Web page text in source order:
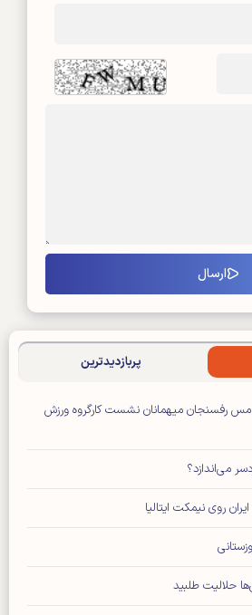
پربازدیدترین
رفسنجان میهمانان نشست کارگروه ورزش
می‌اندازد؟
روی نیمکت ایتالیا
حلالیت طلبید